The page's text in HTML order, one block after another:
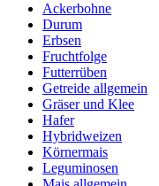
Ackerbohne
Durum
Erbsen
Fruchtfolge
Futterrüben
Getreide allgemein
Gräser und Klee
Hafer
Hybridweizen
Körnermais
Leguminosen